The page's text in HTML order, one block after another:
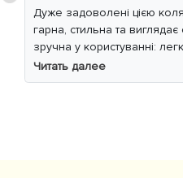
Дуже задоволені цією
гарна, стильна та
зручна у користуванні:
м’який хід навіть по
комфортно, просторе
Читать далее